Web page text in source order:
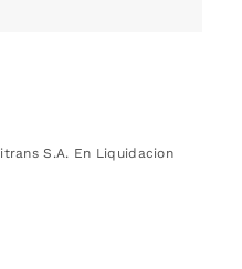
S.A. En Liquidacion